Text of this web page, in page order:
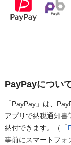
PayPayについ
「PayPay」は、
アプリで納税通知書
納付できます。（「
事前にスマートフォ